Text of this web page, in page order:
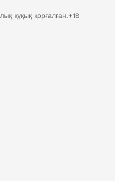
қүқық қорғалған.+18